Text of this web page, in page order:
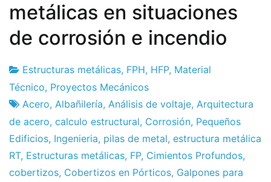
metálicas en situaciones
de corrosión e incendio
Fábrica
de
proyectos
9
de
May
de
2013
Estructuras metálicas, FPH, HFP, Material
Técnico, Proyectos Mecánicos
Acero, Albañilería, Análisis de voltaje, Arquitectura
de acero, calculo estructural, Corrosión, Pequeños
Edificios, Ingenieria, pilas de metal, estructura metálica
RT, Estructuras metálicas, FP, Cimientos Profundos,
cobertizos, Cobertizos en Pórticos, Galpones para